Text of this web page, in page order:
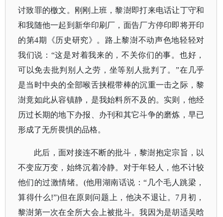
讨致罪的檄文。刚刚上班，黎澍即打来电话让丁守和
和我随他一起到新华印刷厂，面告厂方停印即将开印
的第4期《历史研究》。路上黎澍不动声色地轻轻对
我们说：“这是对着我来的，不关你们的事。也好，
可以免去批判别人之劳，坐等别人批判了。”在几乎
是当时中央的全部喉舌挟棍带棒的沉重一击之际，黎
澍竟如此从容镇静，是我始料所不及的。实则，他经
历过长期的地下办报、办刊和其它斗争的磨炼，早已
形成了无所畏惧的品格。
此后，面对接连不断的批斗，黎澍抱定宗旨，以
不变应万变，始终沉着冷静。对于年轻人，他不计较
他们的过激情绪。 (他用湖南话说：“几个毛人跳梁，
算得什么!”)但在原则问题上，他决不退让。7月初，
黎澍第一次在全所大会上被批斗。我因为是胡适吴晗